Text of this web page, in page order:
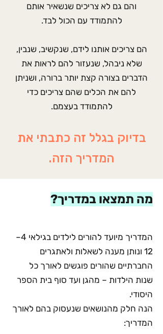
והם גם לא צריכים שנשאיר אותם
להתמודד עם הכול לבד.
הם צריכים אותנו לידם, שנקשיב, שנבין,
שלא ניבהל, שנעזור להם לראות את
הדברים בצורה קצת יותר ברורה, ושניתן
להם את הכלים שהם צריכים כדי
להתמודד בעצמם.
בדיוק בגלל זה כתבתי את
המדריך הזה.
מה תמצאו במדריך?
המדריך מיועד להורים לילדים בגילאי 4–
12 ונותן מענה לשאלות ולאתגרים
החברתיים שהורים פוגשים לאורך כל
שנות הילדות – מהגן ועד סוף בית הספר
היסודי.
הנה חלק מהנושאים שנעסוק בהם לאורך
המדריך: